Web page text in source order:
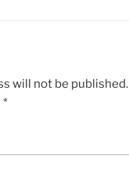
will not be published.
*